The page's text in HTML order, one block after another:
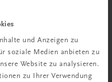
und Anzeigen zu
soziale Medien anbieten zu
Website zu analysieren.
zu Ihrer Verwendung
bei TRAUNER!